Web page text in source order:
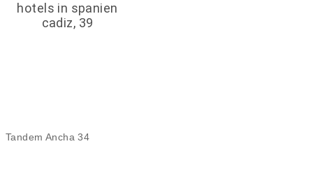
Tandem Ancha 34